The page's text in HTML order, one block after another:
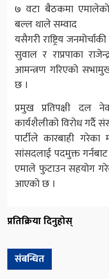
७ वटा बैठकमा
बल्ल थाले सम्वाद
यसैगरी राष्ट्रिय
सुवाल र राप्रपाका
आमन्त्रण गरिएको
छ ।
प्रमुख प्रतिपक्षी दल
कार्यशैलीको विरोध गर्दै
पार्टीले कारबाही
सांसदलाई पदमुक्त
एमाले फुटाउन सहयोग
आएको छ ।
प्रतिक्रिया दिनुहोस्
संबन्धित